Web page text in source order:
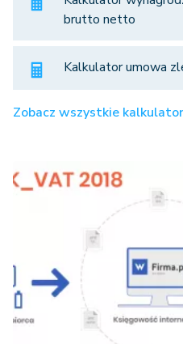
brutto netto
Kalkulator umowa
Zobacz wszystkie